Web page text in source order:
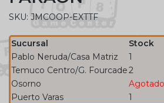
SKU: JMCOOP-EXTTF
Sucursal
Stock
Pablo Neruda/Casa Matriz
1
Temuco Centro/G. Fourcade2
Osorno
Agotado
Puerto Varas
1